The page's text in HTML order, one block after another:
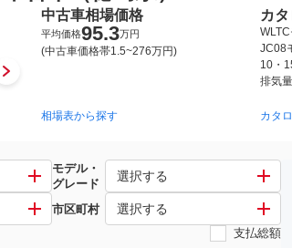
2014年12月~2023年7月（2706） 2010年
中古車相場価格
平均価格95.3万円
(中古車価格帯1.5~276万円)
相場表から探す
カ
JC08
10・
排気量
カタ
モデル・
グレード
選択する
市区町村 選択する
支払総額